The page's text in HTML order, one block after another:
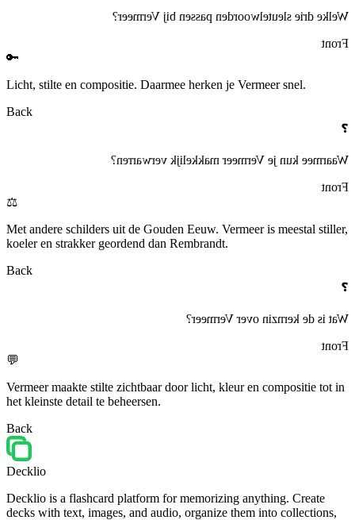
Welke drie sleutelwoorden passen bij Vermeer?
Front
🔑
Licht, stilte en compositie. Daarmee herken je Vermeer snel.
Back
❓
Waarmee kun je Vermeer makkelijk verwarren?
Front
⚖️
Met andere schilders uit de Gouden Eeuw. Vermeer is meestal stiller,
koeler en strakker geordend dan Rembrandt.
Back
❓
Wat is de kernzin over Vermeer?
Front
💬
Vermeer maakte stilte zichtbaar door licht, kleur en compositie tot in
het kleinste detail te beheersen.
Back
Decklio
Decklio is a flashcard platform for memorizing anything. Create
decks with text, images, and audio, organize them into collections,